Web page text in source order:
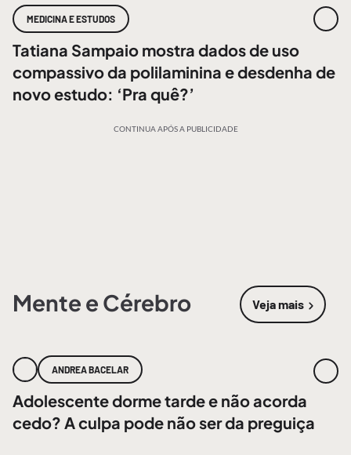
MEDICINA E ESTUDOS
Tatiana Sampaio mostra dados de uso
compassivo da polilaminina e desdenha de
novo estudo: ‘Pra quê?’
CONTINUA APÓS A PUBLICIDADE
Mente e Cérebro Veja mais
sobre
ANDREA BACELAR
Adolescente dorme tarde e não acorda
cedo? A culpa pode não ser da preguiça